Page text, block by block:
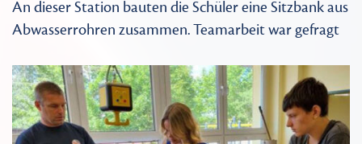
An dieser Station bauten die Schüler eine Sitzbank aus
Abwasserrohren zusammen. Teamarbeit war gefragt